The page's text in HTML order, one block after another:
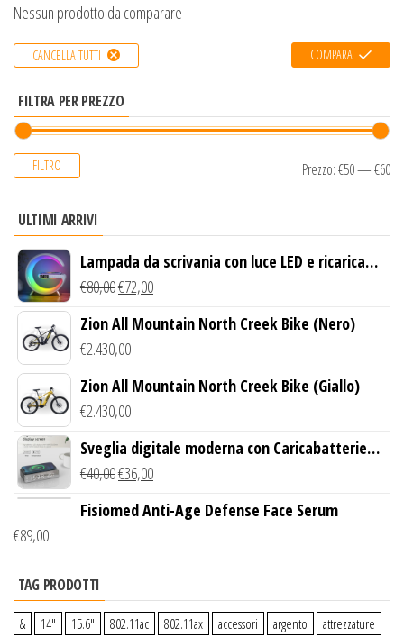
Nessun prodotto da comparare
CANCELLA TUTTI COMPARA
FILTRA PER PREZZO
FILTRO Prezzo:€50—€60
ULTIMI ARRIVI
Lampada da scrivania con luce LED e ricarica
wireless
€80,00€72,00
Zion All Mountain North Creek Bike (Nero)
€2.430,00
Zion All Mountain North Creek Bike (Giallo)
€2.430,00
Sveglia digitale moderna con Caricabatterie
Wireless Qi
€40,00€36,00
Fisiomed Anti-Age Defense Face Serum
€89,00
TAG PRODOTTI
& 14″ 15.6″ 802.11ac 802.11ax accessori argento attrezzature